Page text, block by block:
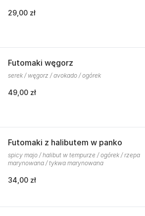
29,00 zł
Futomaki węgorz
serek / węgorz / avokado / ogórek
49,00 zł
Futomaki z halibutem w panko
spicy majo / halibut w tempurze / ogórek / rzepa
marynowana / tykwa marynowana
34,00 zł